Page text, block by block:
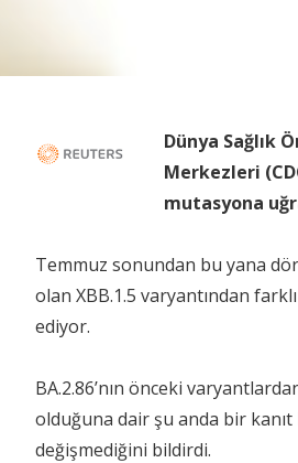
Dünya Sağlık
Merkezleri
mutasyona
Temmuz sonundan bu yana
olan XBB.1.5 varyantından
ediyor.
BA.2.86’nın önceki
olduğuna dair şu anda bir
değişmediğini bildirdi.